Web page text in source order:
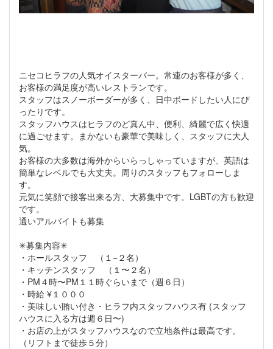
ニセコヒラフの人気オイスターバー。常連のお客様が多く、
お客様の満足度が高いレストランです。
スタッフはスノーボーダーが多く、日中ボードしたい人にぴ
ったりです。
スタッフハウスはヒラフのど真ん中、便利、綺麗で広く快適
に過ごせます。まかないも豪華で美味しく、スタッフに大人
気。
お客様の大多数は海外からいらっしゃっていますが、英語は
簡単なレベルでも大丈夫。周りのスタッフもフォローしま
す。
元気に笑顔で接客出来る方、大募集中です。LGBTの方も歓迎
です。
通いアルバイトも募集
✳︎募集内容✳︎
・ホールスタッフ （１−２名）
・キッチンスタッフ （１〜２名）
・PM４時〜PM１１時ぐらいまで（週６日）
・時給 ¥１０００
・美味しい賄い付き・ヒラフ内スタッフハウス有 (スタッフ
ハウスに入る方は週６日〜)
・お店の上がスタッフハウスなので立地条件は最高です。
（リフトまで徒歩５分）